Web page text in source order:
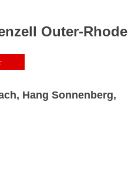
Hang Sonnenberg,
Outer-